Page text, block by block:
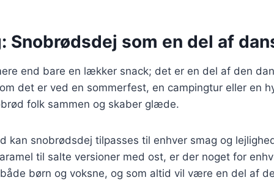
Snobrødsdej som en del af
end bare en lækker snack; det er en del af den
det er ved en sommerfest, en campingtur eller en
folk sammen og skaber glæde.
kan snobrødsdej tilpasses til enhver smag og
til salte versioner med ost, er der noget for
børn og voksne, og som altid vil være en del af